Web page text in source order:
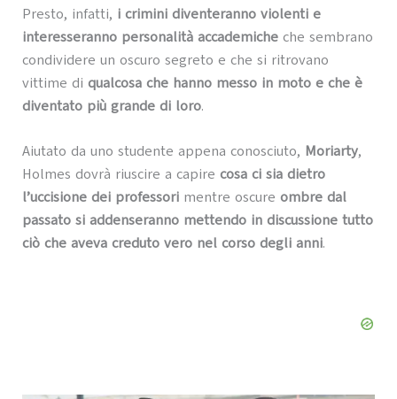
Presto, infatti, i crimini diventeranno violenti e
interesseranno personalità accademicheche sembrano
condividere un oscuro segreto e che si ritrovano
vittime di qualcosa che hanno messo in moto e che è
diventato più grande di loro.
Aiutato da uno studente appena conosciuto, Moriarty,
Holmes dovrà riuscire a capire cosa ci sia dietro
l’uccisione dei professorimentre oscure ombre dal
passato si addenseranno mettendo in discussione tutto
ciò che aveva creduto vero nel corso degli anni.